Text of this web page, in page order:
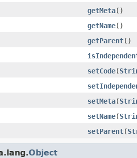
getMeta()
getName()
getParent()
setCode(
setMeta(
setName(
setParent(
Object